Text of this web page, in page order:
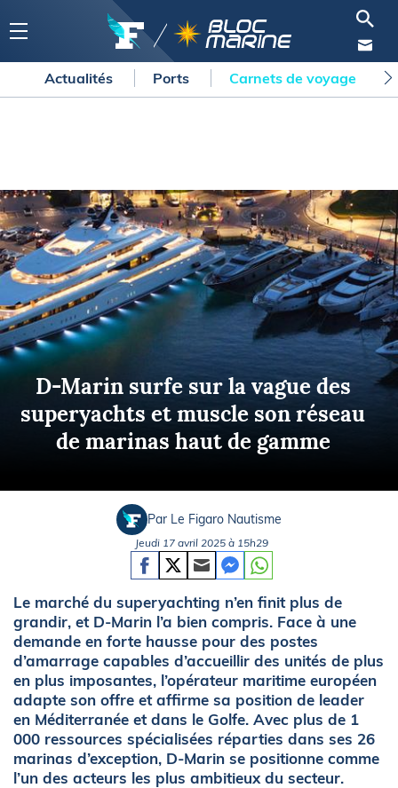
Actualités Ports Carnets de voyage
D-Marin surfe sur la vague des
superyachts et muscle son réseau
de marinas haut de gamme
Par Le Figaro Nautisme
Jeudi 17 avril 2025 à 15h29
Le marché du superyachting n’en finit plus de
grandir, et D-Marin l’a bien compris. Face à une
demande en forte hausse pour des postes
d’amarrage capables d’accueillir des unités de plus
en plus imposantes, l’opérateur maritime européen
adapte son offre et affirme sa position de leader
en Méditerranée et dans le Golfe. Avec plus de 1
000 ressources spécialisées réparties dans ses 26
marinas d’exception, D-Marin se positionne comme
l’un des acteurs les plus ambitieux du secteur.